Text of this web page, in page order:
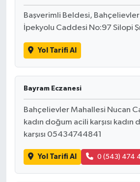
Başverimli Beldesi,
İpekyolu Caddesi No:97 Silopi
Yol Tarifi Al
Bayram Eczanesi
Bahçelievler Mahallesi Nucan
kadın doğum acili karşısı kadın
karşısı 05434744841
Yol Tarifi Al 0 (543) 474